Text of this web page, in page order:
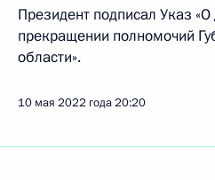
Президент подписал Указ
прекращении полномочий
области».
10 мая 2022 года20:20